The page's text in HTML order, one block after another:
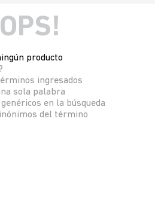
producto
ingresados
sola palabra
en la búsqueda
del término